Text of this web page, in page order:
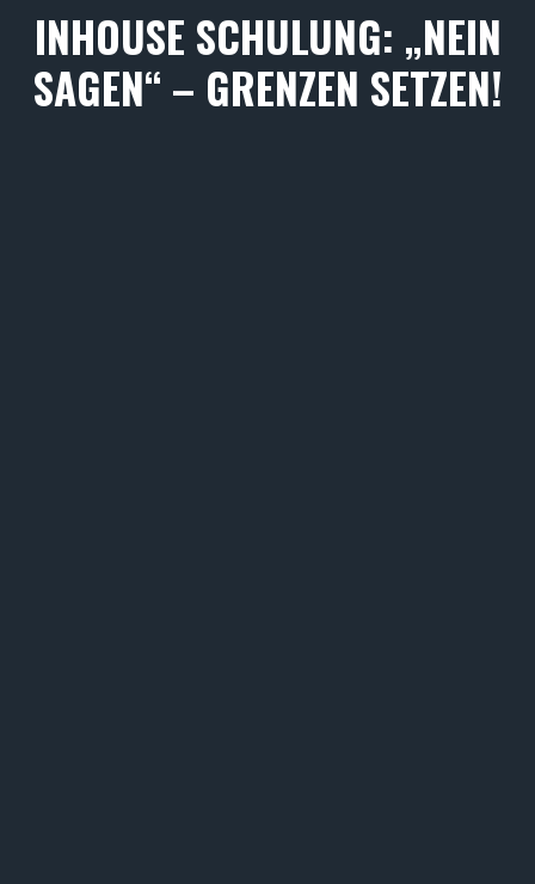
INHOUSE SCHULUNG: „NEIN
SAGEN“ – GRENZEN SETZEN!